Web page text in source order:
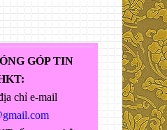
GÓP TIN
chỉ e-mail